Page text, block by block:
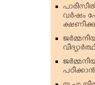
വര്‍ഷം